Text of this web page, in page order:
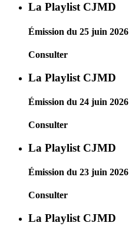
La Playlist CJMD
Émission du 25 juin 2026
Consulter
La Playlist CJMD
Émission du 24 juin 2026
Consulter
La Playlist CJMD
Émission du 23 juin 2026
Consulter
La Playlist CJMD